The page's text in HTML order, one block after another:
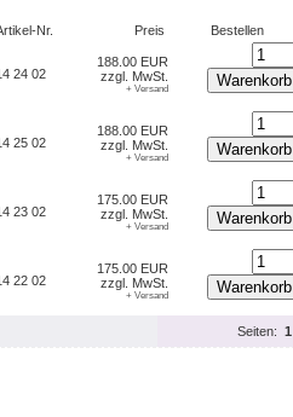
Nr. Preis Bestellen
24 02
188.00 EUR
zzgl. MwSt.
+ Versand Warenkorb
25 02
188.00 EUR
zzgl. MwSt.
+ Versand Warenkorb
23 02
175.00 EUR
zzgl. MwSt.
+ Versand Warenkorb
22 02
175.00 EUR
zzgl. MwSt.
+ Versand Warenkorb
Seiten: 1